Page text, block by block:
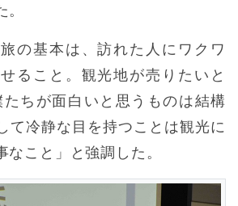
の基本は、訪れた人にワクワ
ること。観光地が売りたいと
ちが面白いと思うものは結構
て冷静な目を持つことは観光に
なこと」と強調した。